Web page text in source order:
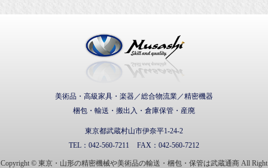
美術品・高級家具・楽器／総合物流業／精密機器
梱包・輸送・搬出入・倉庫保管・産廃
東京都武蔵村山市伊奈平1-24-2
TEL： 042-560-7211 FAX： 042-560-7212
Copyright © 東京・山形の精密機械や美術品の輸送・梱包・保管は武蔵通商 All Right